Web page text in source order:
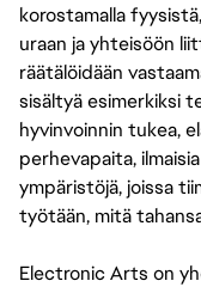
korostamalla
uraan ja yhteisöön
räätälöidään
sisältyä esimerkiksi
hyvinvoinnin tukea,
perhevapaita,
ympäristöjä, joissa
työtään, mitä
Electronic Arts on